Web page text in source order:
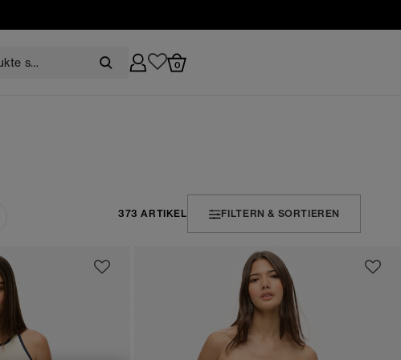
0
373 ARTIKEL FILTERN & SORTIEREN